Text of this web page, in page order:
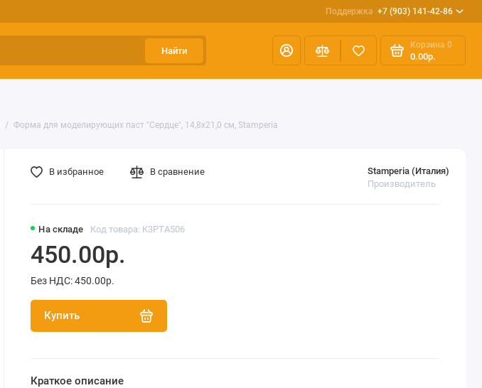
Поддержка +7 (903) 141-42-86
Найти
Корзина 0
0.00р.
Форма для моделирующих паст "Сердце", 14,8х21,0 см, Stamperia
На складе Код товара: K3PTA506
Stamperia (Италия)
Производитель
450.00р.
Без НДС: 450.00р.
Купить
В избранное В сравнение
Краткое описание